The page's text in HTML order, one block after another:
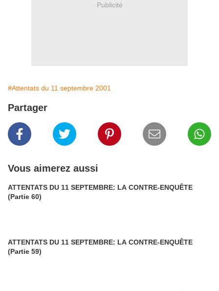
Publicité
#Attentats du 11 septembre 2001
Partager
Vous aimerez aussi
ATTENTATS DU 11 SEPTEMBRE: LA CONTRE-ENQUÊTE
(Partie 60)
ATTENTATS DU 11 SEPTEMBRE: LA CONTRE-ENQUÊTE
(Partie 59)